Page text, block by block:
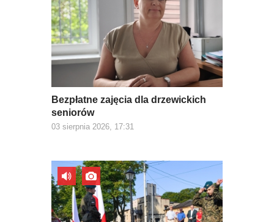
Bezpłatne zajęcia dla drzewickich
seniorów
03 sierpnia 2026, 17:31